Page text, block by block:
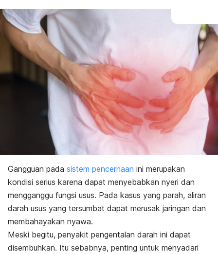
Gangguan pada sistem pencernaan ini merupakan
kondisi serius karena dapat menyebabkan nyeri dan
mengganggu fungsi usus. Pada kasus yang parah, aliran
darah usus yang tersumbat dapat merusak jaringan dan
membahayakan nyawa.
Meski begitu, penyakit pengentalan darah ini dapat
disembuhkan. Itu sebabnya, penting untuk menyadari